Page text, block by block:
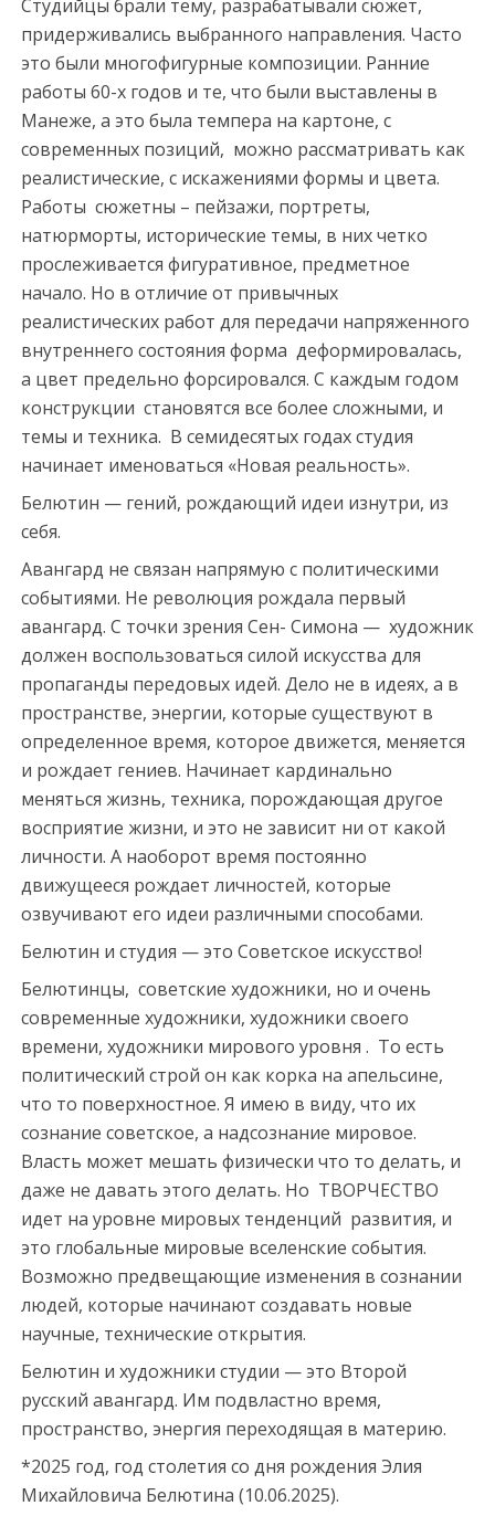
Студийцы брали тему, разрабатывали сюжет,
придерживались выбранного направления. Часто
это были многофигурные композиции. Ранние
работы 60-х годов и те, что были выставлены в
Манеже, а это была темпера на картоне, с
современных позиций, можно рассматривать как
реалистические, с искажениями формы и цвета.
Работы сюжетны – пейзажи, портреты,
натюрморты, исторические темы, в них четко
прослеживается фигуративное, предметное
начало. Но в отличие от привычных
реалистических работ для передачи напряженного
внутреннего состояния форма деформировалась,
а цвет предельно форсировался. С каждым годом
конструкции становятся все более сложными, и
темы и техника. В семидесятых годах студия
начинает именоваться «Новая реальность».
Белютин — гений, рождающий идеи изнутри, из
себя.
Авангард не связан напрямую с политическими
событиями. Не революция рождала первый
авангард. С точки зрения Сен- Симона — художник
должен воспользоваться силой искусства для
пропаганды передовых идей. Дело не в идеях, а в
пространстве, энергии, которые существуют в
определенное время, которое движется, меняется
и рождает гениев. Начинает кардинально
меняться жизнь, техника, порождающая другое
восприятие жизни, и это не зависит ни от какой
личности. А наоборот время постоянно
движущееся рождает личностей, которые
озвучивают его идеи различными способами.
Белютин и студия — это Советское искусство!
Белютинцы, советские художники, но и очень
современные художники, художники своего
времени, художники мирового уровня . То есть
политический строй он как корка на апельсине,
что то поверхностное. Я имею в виду, что их
сознание советское, а надсознание мировое.
Власть может мешать физически что то делать, и
даже не давать этого делать. Но ТВОРЧЕСТВО
идет на уровне мировых тенденций развития, и
это глобальные мировые вселенские события.
Возможно предвещающие изменения в сознании
людей, которые начинают создавать новые
научные, технические открытия.
Белютин и художники студии — это Второй
русский авангард. Им подвластно время,
пространство, энергия переходящая в материю.
*2025 год, год столетия со дня рождения Элия
Михайловича Белютина (10.06.2025).